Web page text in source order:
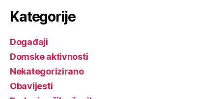
Kategorije
Događaji
Domske aktivnosti
Nekategorizirano
Obavijesti